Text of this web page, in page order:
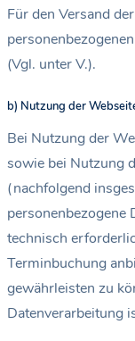
Für den Versand
(Vgl. unter V.).
b) Nutzung der
Bei Nutzung der
sowie bei Nutzung
(nachfolgend
personenbezogene
technisch
Terminbuchung
gewährleisten zu
Datenverarbeitung